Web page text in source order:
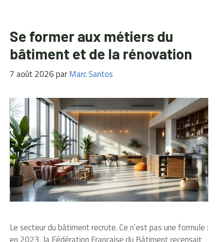
Se former aux métiers du
bâtiment et de la rénovation
7 août 2026parMarc Santos
Le secteur du bâtiment recrute. Ce n’est pas une formule :